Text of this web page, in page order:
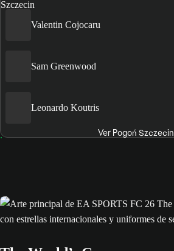
Valentin Cojocaru
Sam Greenwood
Leonardo Koutris
Ver Pogoń Szczecin